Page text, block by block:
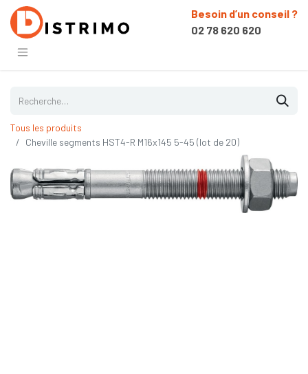
Besoin d’un conseil ?
02 78 620 620
Tous les produits
Cheville segments HST4-R M16x145 5-45 (lot de 20)